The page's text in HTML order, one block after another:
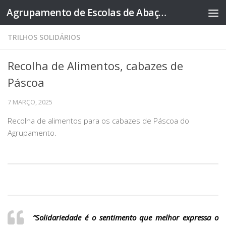
Skip to content Agrupamento de Escolas de Abação
TRILHOS SOLIDÁRIOS
Recolha de Alimentos, cabazes de
Páscoa
7 MARÇO, 2025
Recolha de alimentos para os cabazes de Páscoa do
Agrupamento.
“Solidariedade é o sentimento que melhor expressa o